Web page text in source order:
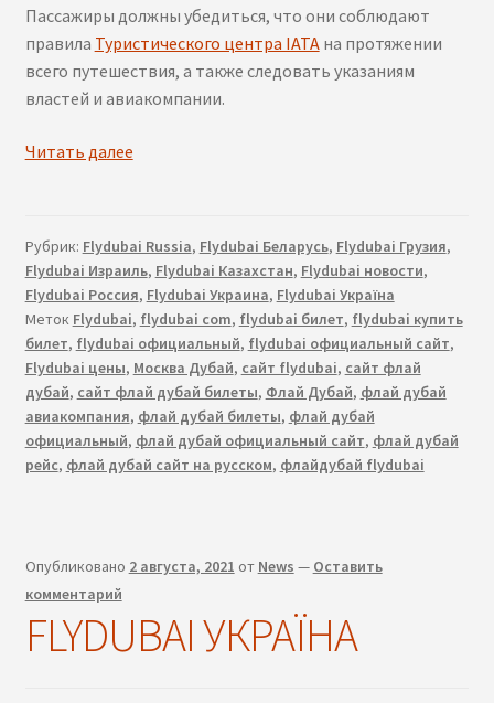
Пассажиры должны убедиться, что они соблюдают
правила Туристического центра IATAна протяжении
всего путешествия, а также следовать указаниям
властей и авиакомпании.
Читать далееЦЕНЫ
ПЕРИОД
Рубрик: Flydubai Russia, Flydubai Беларусь, Flydubai Грузия,
Flydubai Израиль, Flydubai Казахстан, Flydubai новости,
Flydubai Россия, Flydubai Украина, Flydubai Україна
Меток Flydubai, flydubai com, flydubai билет, flydubai купить
билет, flydubai официальный, flydubai официальный сайт,
Flydubai цены, Москва Дубай, сайт flydubai, сайт флай
дубай, сайт флай дубай билеты, Флай Дубай, флай дубай
авиакомпания, флай дубай билеты, флай дубай
официальный, флай дубай официальный сайт, флай дубай
рейс, флай дубай сайт на русском, флайдубай flydubai
Опубликовано 2 августа, 2021 от News — Оставить
комментарий
FLYDUBAI УКРАЇНА